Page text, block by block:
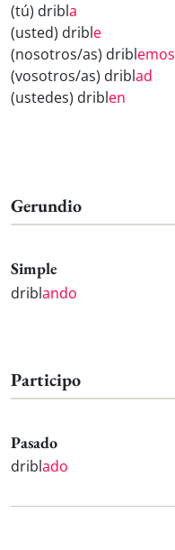
(tú) dribla
(usted) drible
(nosotros/as) driblemos
(vosotros/as) driblad
(ustedes) driblen
Gerundio
Simple
driblando
Participo
Pasado
driblado